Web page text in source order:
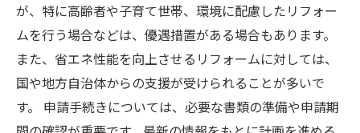
が、特に高齢者や子育て世帯、環境に配慮したリフォー
ムを行う場合などは、優遇措置がある場合もあります。
また、省エネ性能を向上させるリフォームに対しては、
国や地方自治体からの支援が受けられることが多いで
す。 申請手続きについては、必要な書類の準備や申請期